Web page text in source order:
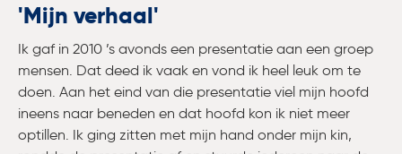
[wpml_language_selector_widget]
'Mijn verhaal'
Ik gaf in 2010 ’s avonds een presentatie aan een groep
mensen. Dat deed ik vaak en vond ik heel leuk om te
doen. Aan het eind van die presentatie viel mijn hoofd
ineens naar beneden en dat hoofd kon ik niet meer
optillen. Ik ging zitten met mijn hand onder mijn kin,